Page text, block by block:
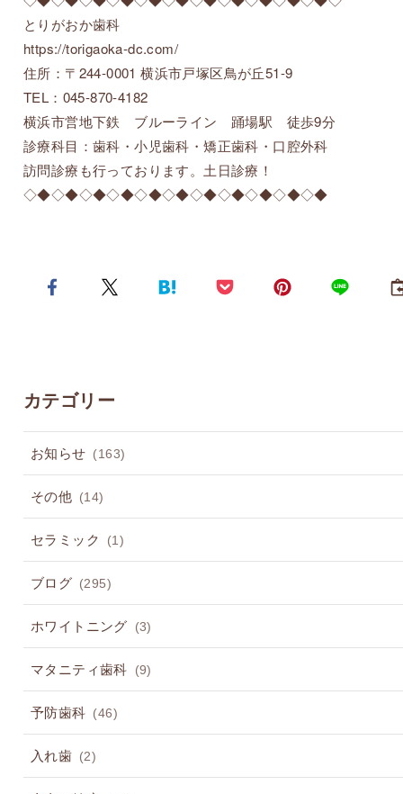
とりがおか歯科
https://torigaoka-dc.com/
住所：〒244-0001 横浜市戸塚区鳥が丘51-9
TEL：045-870-4182
横浜市営地下鉄 ブルーライン 踊場駅 徒歩9分
診療科目：歯科・小児歯科・矯正歯科・口腔外科
訪問診療も行っております。土日診療！
◇◆◇◆◇◆◇◆◇◆◇◆◇◆◇◆◇◆◇◆◇◆
カテゴリー
お知らせ (163)
その他 (14)
セラミック (1)
ブログ (295)
ホワイトニング (3)
マタニティ歯科 (9)
予防歯科 (46)
入れ歯 (2)